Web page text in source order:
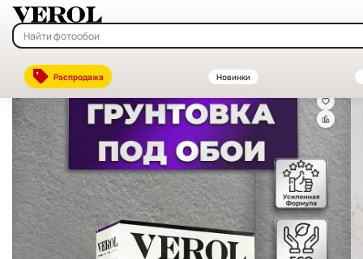
Распродажа Новинки
Главная—Каталог